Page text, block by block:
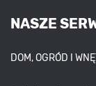
NASZE
DOM, OGRÓD I